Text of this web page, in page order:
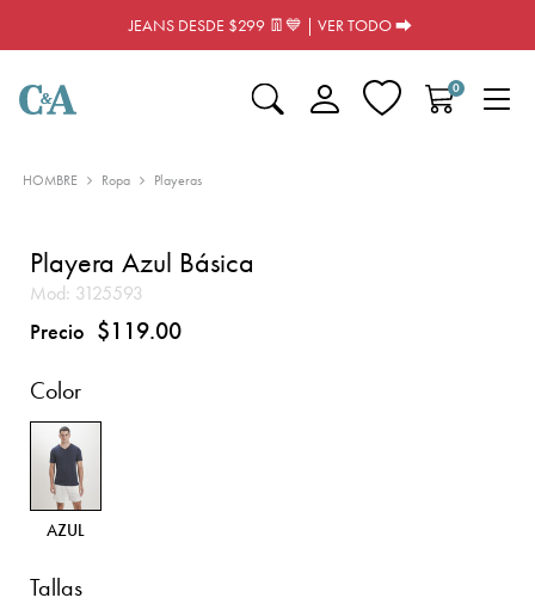
JEANS DESDE $299 👖💙 | VER TODO ⮕
0
HOMBRE Ropa Playeras
Playera Azul Básica
Mod: 3125593
Precio $119.00
Color
AZUL
Tallas